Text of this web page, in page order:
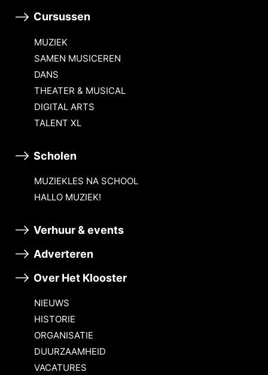
Cursussen
MUZIEK
SAMEN MUSICEREN
DANS
THEATER & MUSICAL
DIGITAL ARTS
TALENT XL
Scholen
MUZIEKLES NA SCHOOL
HALLO MUZIEK!
Verhuur & events
Adverteren
Over Het Klooster
NIEUWS
HISTORIE
ORGANISATIE
DUURZAAMHEID
VACATURES